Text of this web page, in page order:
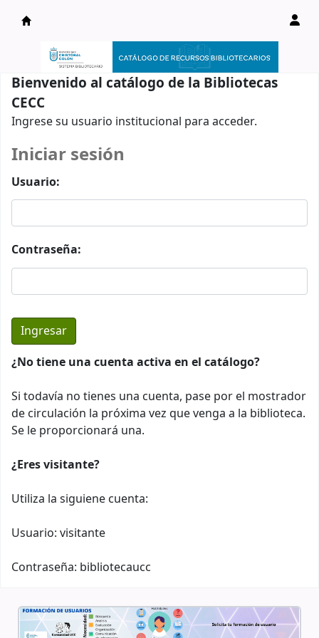
Catálogo en línea
Bienvenido al catálogo de la Bibliotecas
CECC
Ingrese su usuario institucional para acceder.
Iniciar sesión
Usuario:
Contraseña:
¿No tiene una cuenta activa en el catálogo?
Si todavía no tienes una cuenta, pase por el mostrador
de circulación la próxima vez que venga a la biblioteca.
Se le proporcionará una.
¿Eres visitante?
Utiliza la siguiene cuenta:
Usuario: visitante
Contraseña: bibliotecaucc